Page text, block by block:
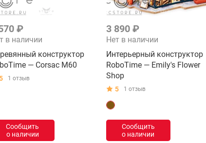
₽
в наличии
конструктор
— Corsac M60
1 отзыв
Сообщить
о наличии
3 890 ₽
Нет в наличии
Интерьерный конструктор
RoboTime — Emily's Flower
Shop
5 1 отзыв
Сообщить
о наличии